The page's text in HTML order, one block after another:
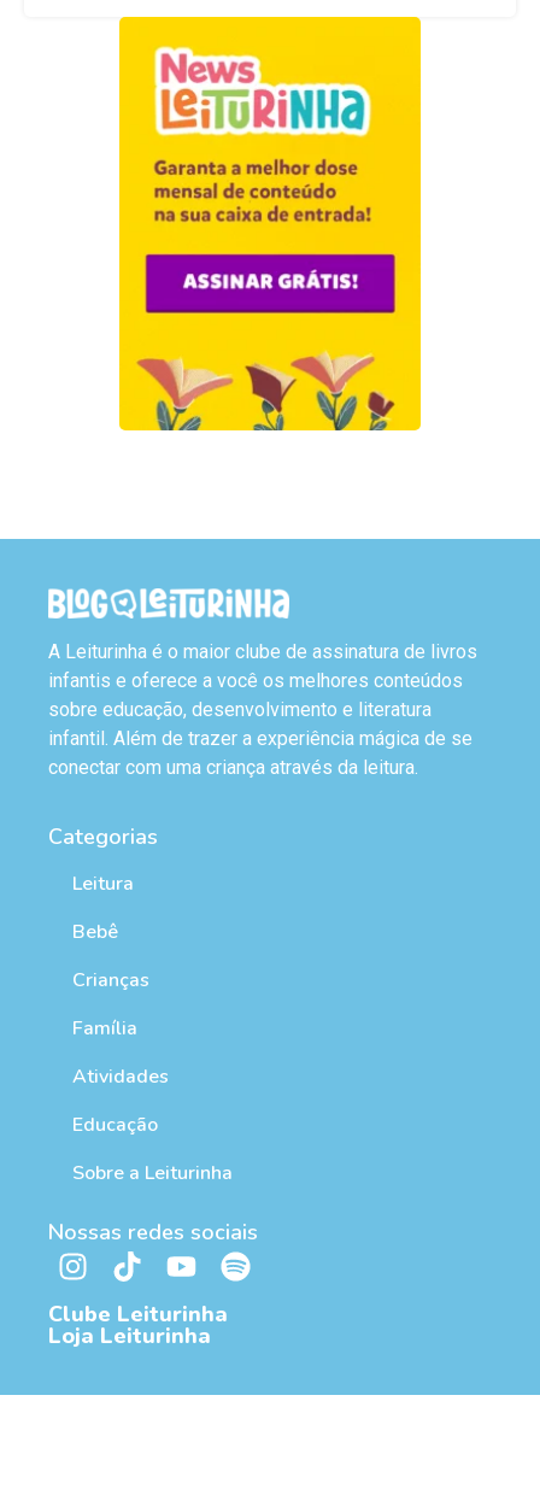
A Leiturinha é o maior clube de assinatura de livros
infantis e oferece a você os melhores conteúdos
sobre educação, desenvolvimento e literatura
infantil. Além de trazer a experiência mágica de se
conectar com uma criança através da leitura.
Categorias
Leitura
Bebê
Crianças
Família
Atividades
Educação
Sobre a Leiturinha
Nossas redes sociais
Clube Leiturinha
Loja Leiturinha